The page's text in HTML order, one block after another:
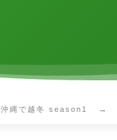
沖縄で越冬 season1